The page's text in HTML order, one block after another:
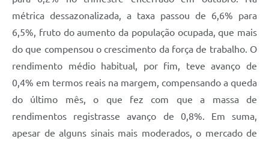
métrica dessazonalizada, a taxa passou de 6,6% para
6,5%, fruto do aumento da população ocupada, que mais
do que compensou o crescimento da força de trabalho. O
rendimento médio habitual, por fim, teve avanço de
0,4% em termos reais na margem, compensando a queda
do último mês, o que fez com que a massa de
rendimentos registrasse avanço de 0,8%. Em suma,
apesar de alguns sinais mais moderados, o mercado de